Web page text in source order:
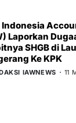
Indonesia
Laporkan
SHGB di
Ke KPK
IAWNEWS 11